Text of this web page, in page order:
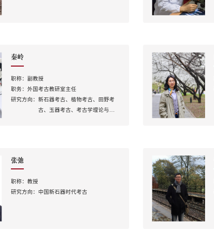
秦岭
职称： 副教授
职务：外国考古教研室主任
研究方向：新石器考古、植物考古、田野考
古、玉器考古、考古学理论与方
张弛
职称：教授
研究方向： 中国新石器时代考古